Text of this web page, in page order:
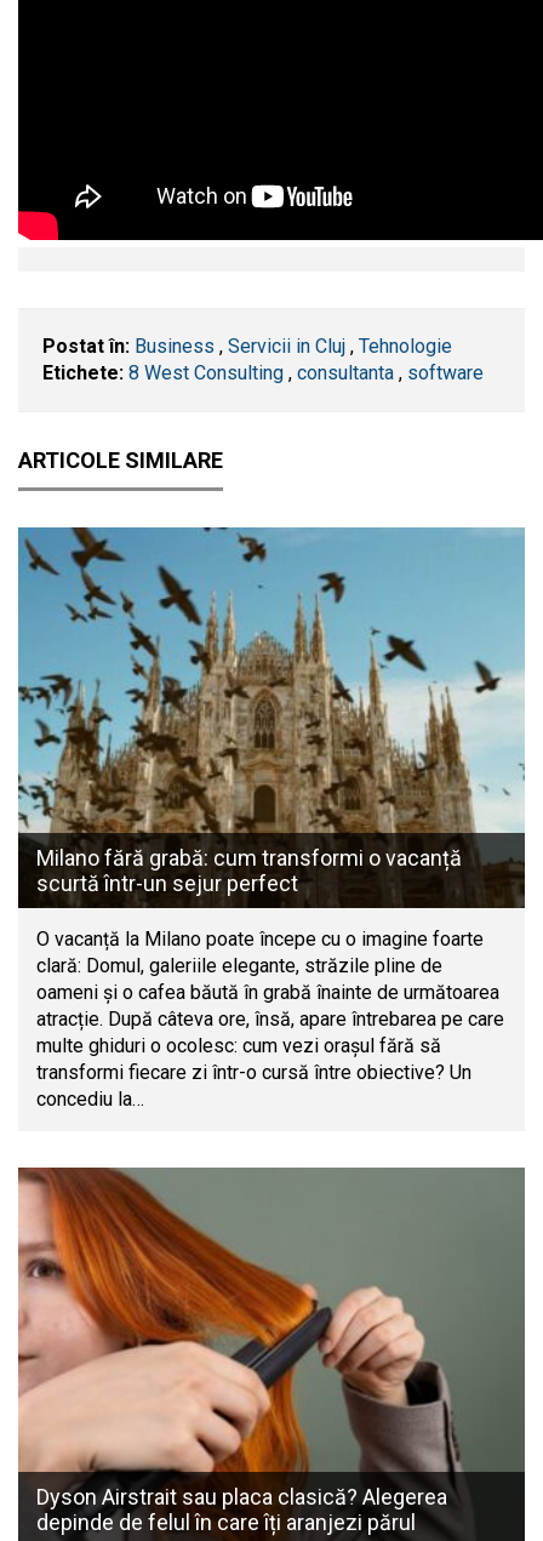
Postat în: Business , Servicii in Cluj , Tehnologie
Etichete: 8 West Consulting , consultanta , software
ARTICOLE SIMILARE
Milano fără grabă: cum transformi o vacanță
scurtă într-un sejur perfect
O vacanță la Milano poate începe cu o imagine foarte
clară: Domul, galeriile elegante, străzile pline de
oameni și o cafea băută în grabă înainte de următoarea
atracție. După câteva ore, însă, apare întrebarea pe care
multe ghiduri o ocolesc: cum vezi orașul fără să
transformi fiecare zi într-o cursă între obiective? Un
concediu la…
Dyson Airstrait sau placa clasică? Alegerea
depinde de felul în care îți aranjezi părul